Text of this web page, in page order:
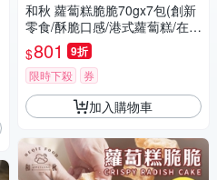
和秋 蘿蔔糕脆脆70gx7包(創新
零食/酥脆口感/港式蘿蔔糕/在來
米/傳統風味/台式小吃/團購)
$801 9折
限時下殺 券
加入購物車